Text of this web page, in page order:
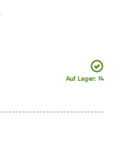
Auf Lager: 14